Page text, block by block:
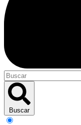
Buscar